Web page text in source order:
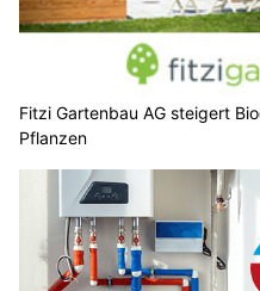
Fitzi Gartenbau AG steigert
Pflanzen